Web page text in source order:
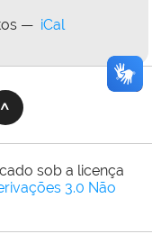
iCal
sob a licença
3.0 Não